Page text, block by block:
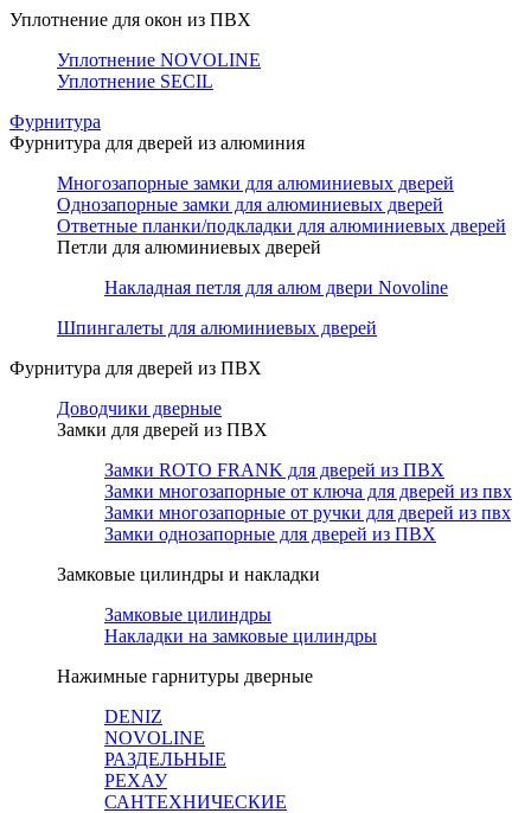
Уплотнение для окон из ПВХ
Уплотнение NOVOLINE
Уплотнение SECIL
Фурнитура
Фурнитура для дверей из алюминия
Многозапорные замки для алюминиевых дверей
Однозапорные замки для алюминиевых дверей
Ответные планки/подкладки для алюминиевых дверей
Петли для алюминиевых дверей
Накладная петля для алюм двери Novoline
Шпингалеты для алюминиевых дверей
Фурнитура для дверей из ПВХ
Доводчики дверные
Замки для дверей из ПВХ
Замки ROTO FRANK для дверей из ПВХ
Замки многозапорные от ключа для дверей из пвх
Замки многозапорные от ручки для дверей из пвх
Замки однозапорные для дверей из ПВХ
Замковые цилиндры и накладки
Замковые цилиндры
Накладки на замковые цилиндры
Нажимные гарнитуры дверные
DENIZ
NOVOLINE
РАЗДЕЛЬНЫЕ
РЕХАУ
САНТЕХНИЧЕСКИЕ